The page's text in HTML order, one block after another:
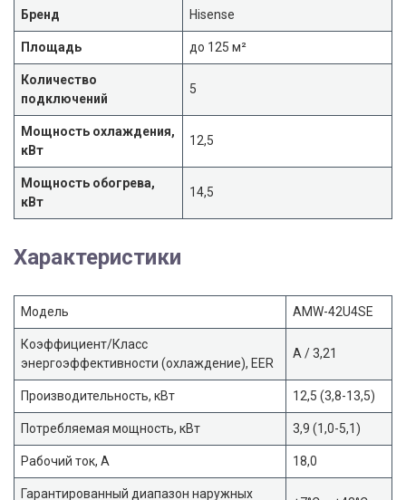
Бренд Hisense
Площадь до 125 м²
Количество
подключений
5
Мощность охлаждения,
кВт
12,5
Мощность обогрева,
кВт
14,5
Характеристики
Модель AMW-42U4SE
Коэффициент/Класс
энергоэффективности (охлаждение), EER
A / 3,21
Производительность, кВт 12,5 (3,8-13,5)
Потребляемая мощность, кВт 3,9 (1,0-5,1)
Рабочий ток, А 18,0
Гарантированный диапазон наружных